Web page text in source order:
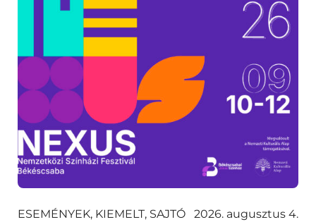
ESEMÉNYEK, KIEMELT, SAJTÓ 2026. augusztus 4.